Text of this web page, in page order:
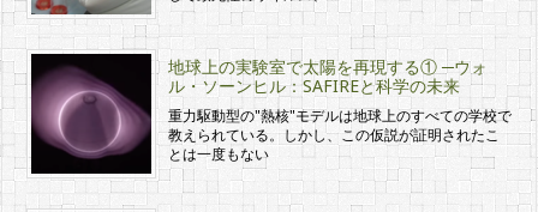
地球上の実験室で太陽を再現する① ─ウォ
ル・ソーンヒル：SAFIREと科学の未来
重力駆動型の"熱核"モデルは地球上のすべての学校で
教えられている。しかし、この仮説が証明されたこ
とは一度もない